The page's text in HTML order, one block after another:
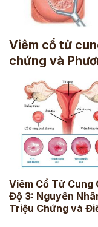
Viêm cổ tử
chứng và
Viêm Cổ Tử Cung
Độ 3: Nguyên
Triệu Chứng và